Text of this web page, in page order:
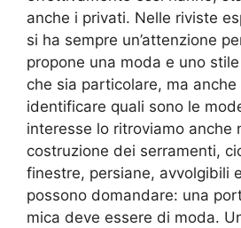
anche i privati. Nelle riviste
si ha sempre un’attenzione
propone una moda e uno
che sia particolare, ma anche
identificare quali sono le
interesse lo ritroviamo anche
costruzione dei serramenti,
finestre, persiane, avvolgibili
possono domandare: una
mica deve essere di moda.